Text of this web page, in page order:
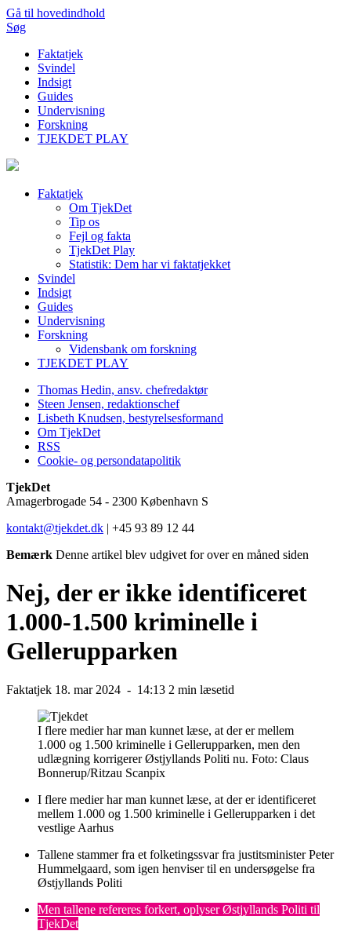
Gå til hovedindhold
Søg
Faktatjek
Svindel
Indsigt
Guides
Undervisning
Forskning
TJEKDET PLAY
Faktatjek
Om TjekDet
Tip os
Fejl og fakta
TjekDet Play
Statistik: Dem har vi faktatjekket
Svindel
Indsigt
Guides
Undervisning
Forskning
Vidensbank om forskning
TJEKDET PLAY
Thomas Hedin, ansv. chefredaktør
Steen Jensen, redaktionschef
Lisbeth Knudsen, bestyrelsesformand
Om TjekDet
RSS
Cookie- og persondatapolitik
TjekDet
Amagerbrogade 54 - 2300 København S
kontakt@tjekdet.dk | +45 93 89 12 44
Bemærk Denne artikel blev udgivet for over en måned siden
Nej, der er ikke identificeret
1.000-1.500 kriminelle i
Gellerupparken
Faktatjek 18. mar 2024 - 14:13 2 min læsetid
I flere medier har man kunnet læse, at der er mellem
1.000 og 1.500 kriminelle i Gellerupparken, men den
udlægning korrigerer Østjyllands Politi nu. Foto: Claus
Bonnerup/Ritzau Scanpix
I flere medier har man kunnet læse, at der er identificeret
mellem 1.000 og 1.500 kriminelle i Gellerupparken i det
vestlige Aarhus
Tallene stammer fra et folketingssvar fra justitsminister Peter
Hummelgaard, som igen henviser til en undersøgelse fra
Østjyllands Politi
Men tallene refereres forkert, oplyser Østjyllands Politi til
TjekDet